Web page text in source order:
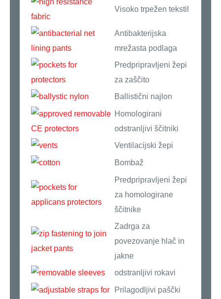
Visoko trpežen tekstil
Antibakterijska
mrežasta podlaga
Predpripravljeni žepi
za zaščito
Ballistični najlon
Homologirani
odstranljivi ščitniki
Ventilacijski žepi
Bombaž
Predpripravljeni žepi
za homologirane
ščitnike
Zadrga za
povezovanje hlač in
jakne
odstranljivi rokavi
Prilagodljivi paščki